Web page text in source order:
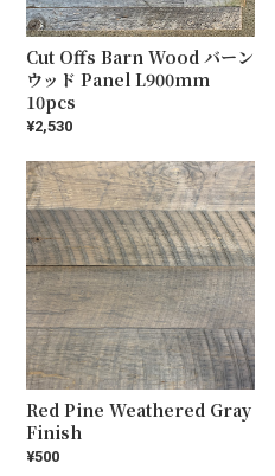
Cut Offs Barn Wood バーン
ウッド Panel L900mm
10pcs
¥2,530
Red Pine Weathered Gray
Finish
¥500